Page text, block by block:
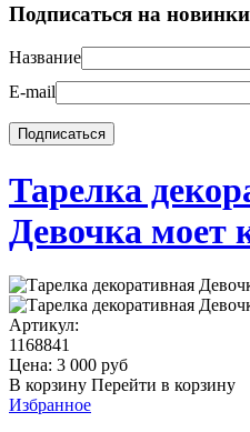
Подписаться на новинки
Название
E-mail
Тарелка
Девочка моет
Артикул:
1168841
Цена: 3 000 руб
В корзину Перейти в корзину
Избранное